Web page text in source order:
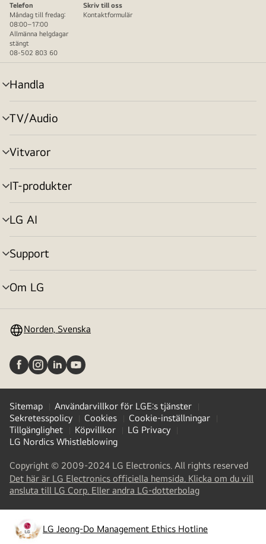
Telefon
Måndag till fredag:
08:00–17:00
Allmänna helgdagar
stängt
08-502 803 60
Skriv till oss
Kontaktformulär
Handla
menyväxling
TV/Audio
menyväxling
Vitvaror
menyväxling
IT-produkter
menyväxling
LG AI
menyväxling
Support
menyväxling
Om LG
menyväxling
Norden, Svenska
Sitemap
Användarvillkor för LGE:s tjänster
Sekretesspolicy
Cookies
Cookie-inställningar
Tillgänglighet
Köpvillkor
LG Privacy
LG Nordics Whistleblowing
Copyright © 2009-2024 LG Electronics. All rights reserved
Det här är LG Electronics officiella hemsida. Klicka om du vill
ansluta till LG Corp. Eller andra LG-dotterbolag(
a
new
tab
LG Jeong-Do Management Ethics Hotline
opens